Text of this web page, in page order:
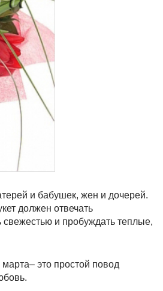
и бабушек, жен и дочерей.
должен отвечать
и пробуждать теплые,
это простой повод